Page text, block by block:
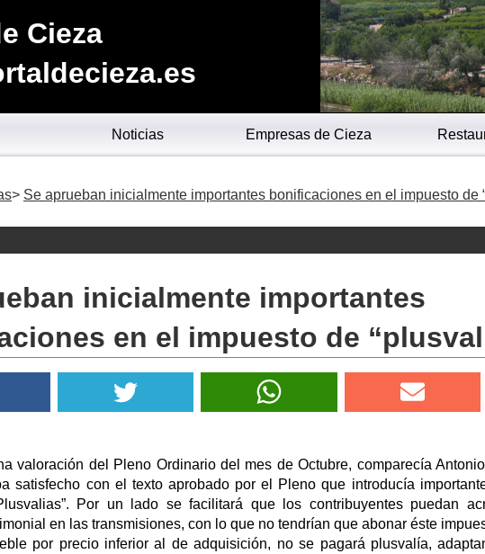
Cieza
Noticias Empresas de Cieza
Se aprueban inicialmente importantes bonificaciones en el impuesto de
inicialmente importantes
en el impuesto de
valoración del Pleno Ordinario del mes de Octubre, comparecía
satisfecho con el texto aprobado por el Pleno que introducía
Por un lado se facilitará que los contribuyentes puedan
en las transmisiones, con lo que no tendrían que abonar éste
por precio inferior al de adquisición, no se pagará plusvalía,